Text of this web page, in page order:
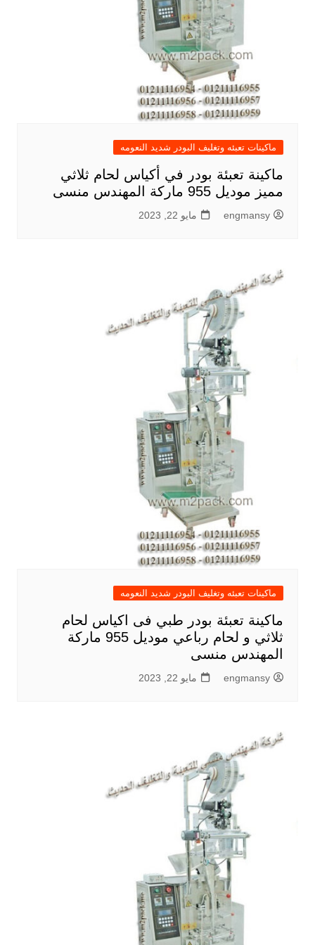
ماكينات تعبئه وتغليف البودر شديد النعومه
ماكينة تعبئة بودر في أكياس لحام ثلاثي
مميز موديل 955 ماركة المهندس منسى
engmansy مايو 22, 2023
ماكينات تعبئه وتغليف البودر شديد النعومه
ماكينة تعبئة بودر طبي فى اكياس لحام
ثلاثي و لحام رباعي موديل 955 ماركة
المهندس منسى
engmansy مايو 22, 2023